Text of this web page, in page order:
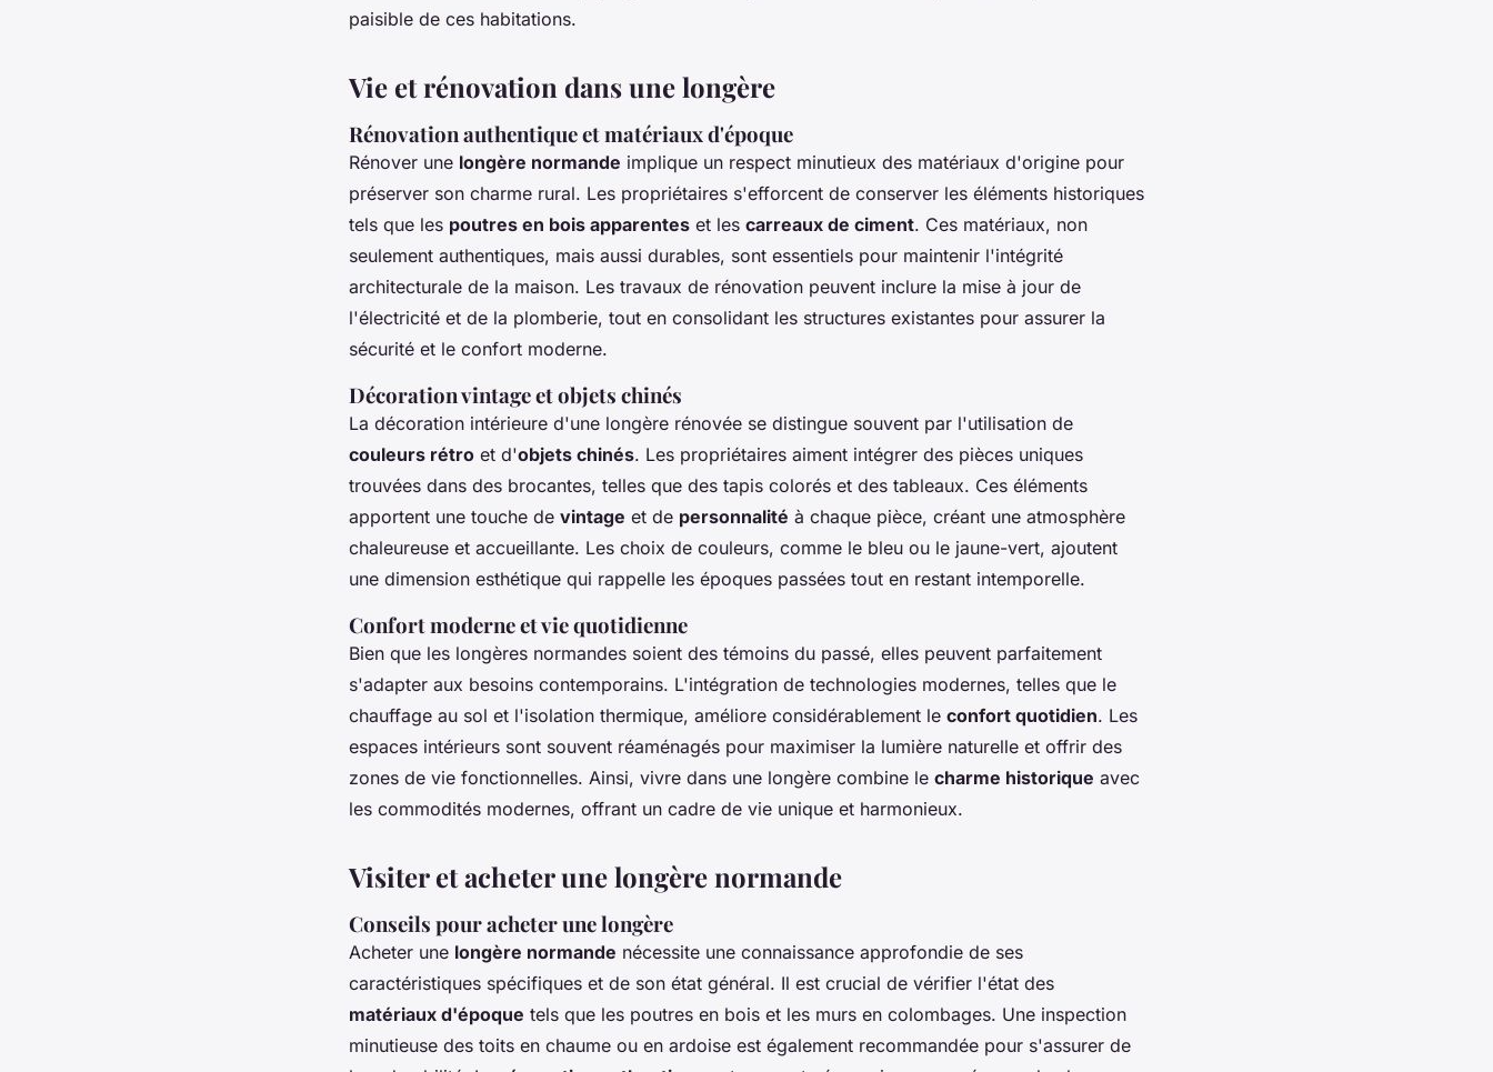
paisible de ces habitations.
Vie et rénovation dans une longère
Rénovation authentique et matériaux d'époque
Rénover une longère normande implique un respect minutieux des matériaux d'origine pour
préserver son charme rural. Les propriétaires s'efforcent de conserver les éléments historiques
tels que les poutres en bois apparentes et les carreaux de ciment. Ces matériaux, non
seulement authentiques, mais aussi durables, sont essentiels pour maintenir l'intégrité
architecturale de la maison. Les travaux de rénovation peuvent inclure la mise à jour de
l'électricité et de la plomberie, tout en consolidant les structures existantes pour assurer la
sécurité et le confort moderne.
Décoration vintage et objets chinés
La décoration intérieure d'une longère rénovée se distingue souvent par l'utilisation de
couleurs rétro et d'objets chinés. Les propriétaires aiment intégrer des pièces uniques
trouvées dans des brocantes, telles que des tapis colorés et des tableaux. Ces éléments
apportent une touche de vintage et de personnalité à chaque pièce, créant une atmosphère
chaleureuse et accueillante. Les choix de couleurs, comme le bleu ou le jaune-vert, ajoutent
une dimension esthétique qui rappelle les époques passées tout en restant intemporelle.
Confort moderne et vie quotidienne
Bien que les longères normandes soient des témoins du passé, elles peuvent parfaitement
s'adapter aux besoins contemporains. L'intégration de technologies modernes, telles que le
chauffage au sol et l'isolation thermique, améliore considérablement le confort quotidien. Les
espaces intérieurs sont souvent réaménagés pour maximiser la lumière naturelle et offrir des
zones de vie fonctionnelles. Ainsi, vivre dans une longère combine le charme historique avec
les commodités modernes, offrant un cadre de vie unique et harmonieux.
Visiter et acheter une longère normande
Conseils pour acheter une longère
Acheter une longère normande nécessite une connaissance approfondie de ses
caractéristiques spécifiques et de son état général. Il est crucial de vérifier l'état des
matériaux d'époque tels que les poutres en bois et les murs en colombages. Une inspection
minutieuse des toits en chaume ou en ardoise est également recommandée pour s'assurer de